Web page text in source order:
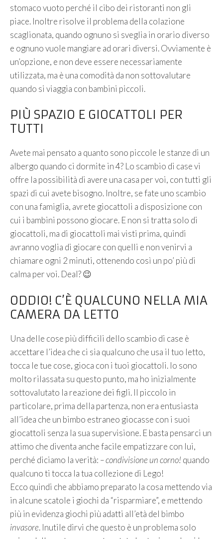
stomaco vuoto perché il cibo dei ristoranti non gli
piace. Inoltre risolve il problema della colazione
scaglionata, quando ognuno si sveglia in orario diverso
e ognuno vuole mangiare ad orari diversi. Ovviamente è
un’opzione, e non deve essere necessariamente
utilizzata, ma è una comodità da non sottovalutare
quando si viaggia con bambini piccoli.
PIÙ SPAZIO E GIOCATTOLI PER
TUTTI
Avete mai pensato a quanto sono piccole le stanze di un
albergo quando ci dormite in 4? Lo scambio di case vi
offre la possibilità di avere una casa per voi, con tutti gli
spazi di cui avete bisogno. Inoltre, se fate uno scambio
con una famiglia, avrete giocattoli a disposizione con
cui i bambini possono giocare. E non si tratta solo di
giocattoli, ma di giocattoli mai visti prima, quindi
avranno voglia di giocare con quelli e non venirvi a
chiamare ogni 2 minuti, ottenendo così un po’ più di
calma per voi. Deal? 😉
ODDIO! C’È QUALCUNO NELLA MIA
CAMERA DA LETTO
Una delle cose più difficili dello scambio di case è
accettare l’idea che ci sia qualcuno che usa il tuo letto,
tocca le tue cose, gioca con i tuoi giocattoli. Io sono
molto rilassata su questo punto, ma ho inizialmente
sottovalutato la reazione dei figli. Il piccolo in
particolare, prima della partenza, non era entusiasta
all’idea che un bimbo estraneo giocasse con i suoi
giocattoli senza la sua supervisione. E basta pensarci un
attimo che diventa anche facile empatizzare con lui,
perché diciamo la verità: – condivisione un corno! quando
qualcuno ti tocca la tua collezione di Lego!
Ecco quindi che abbiamo preparato la cosa mettendo via
in alcune scatole i giochi da “risparmiare”, e mettendo
più in evidenza giochi più adatti all’età del bimbo
invasore. Inutile dirvi che questo è un problema solo